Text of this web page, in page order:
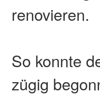
renovieren.
So konnte
zügig